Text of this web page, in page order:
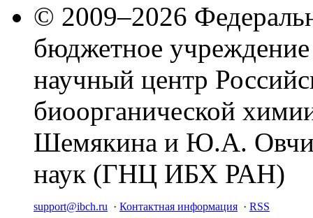
© 2009–2026
бюджетное
научный центр
биоорганической
Шемякина и Ю.А.
наук (ГНЦ ИБХ РАН)
support@ibch.ru · Контактная информация · RSS